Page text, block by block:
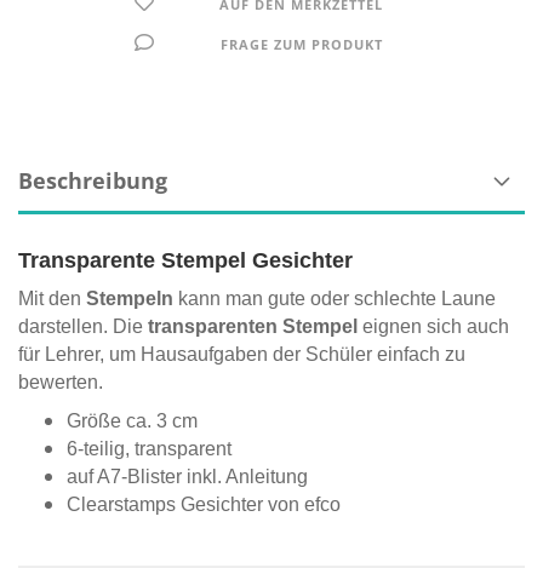
AUF DEN MERKZETTEL
FRAGE ZUM PRODUKT
Beschreibung
Transparente Stempel Gesichter
Mit den Stempeln kann man gute oder schlechte Laune
darstellen. Die transparenten Stempel eignen sich auch
für Lehrer, um Hausaufgaben der Schüler einfach zu
bewerten.
Größe ca. 3 cm
6-teilig, transparent
auf A7-Blister inkl. Anleitung
Clearstamps Gesichter von efco